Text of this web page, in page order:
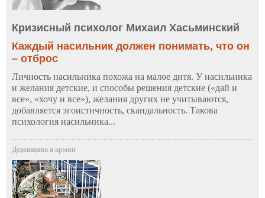
Кризисный психолог Михаил Хасьминский
Каждый насильник должен понимать, что он
– отброс
Личность насильника похожа на малое дитя. У насильника
и желания детские, и способы решения детские («дай и
все», «хочу и все»), желания других не учитываются,
добавляется эгоистичность, скандальность. Такова
психология насильника...
Дедовщина в армии